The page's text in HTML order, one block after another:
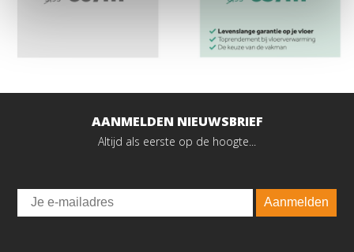
AANMELDEN NIEUWSBRIEF
Altijd als eerste op de hoogte...
Email
Aanmelden